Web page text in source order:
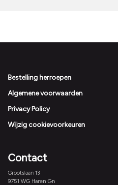
Footer
Bestelling herroepen
Algemene voorwaarden
Privacy Policy
Wijzig cookievoorkeuren
Contact
Grootslaan 13
9751 WG Haren Gn